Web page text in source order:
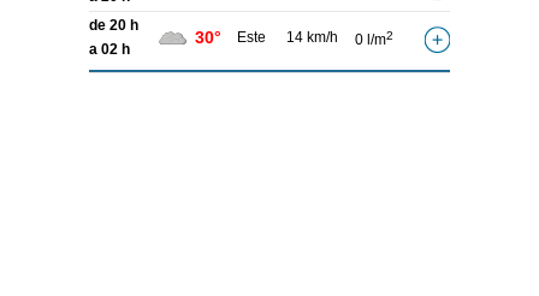
de 20 h
a 02 h
30° Este 14 km/h 0 l/m2